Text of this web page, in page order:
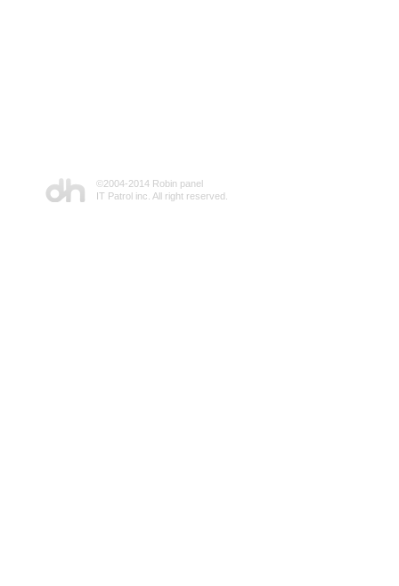
©2004-2014 Robin panel
IT Patrol inc. All right reserved.